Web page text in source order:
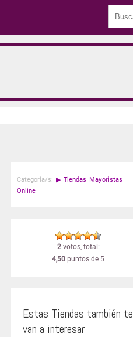
Categoría/s: ▶ Tiendas Mayoristas
Online
2votos, total:
4,50puntos de 5
Estas Tiendas también te
van a interesar